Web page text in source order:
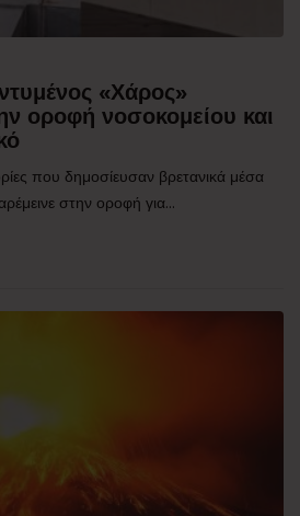
«Χάρος»
οροφή νοσοκομείου και
που δημοσίευσαν βρετανικά μέσα
στην οροφή για...